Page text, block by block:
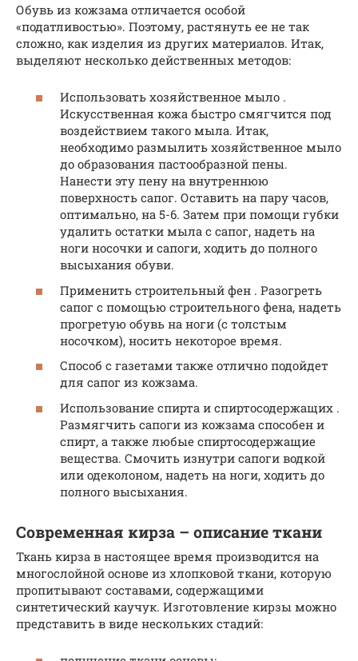
Обувь из кожзама отличается особой
«податливостью». Поэтому, растянуть ее не так
сложно, как изделия из других материалов. Итак,
выделяют несколько действенных методов:
Использовать хозяйственное мыло .
Искусственная кожа быстро смягчится под
воздействием такого мыла. Итак,
необходимо размылить хозяйственное мыло
до образования пастообразной пены.
Нанести эту пену на внутреннюю
поверхность сапог. Оставить на пару часов,
оптимально, на 5-6. Затем при помощи губки
удалить остатки мыла с сапог, надеть на
ноги носочки и сапоги, ходить до полного
высыхания обуви.
Применить строительный фен . Разогреть
сапог с помощью строительного фена, надеть
прогретую обувь на ноги (с толстым
носочком), носить некоторое время.
Способ с газетами также отлично подойдет
для сапог из кожзама.
Использование спирта и спиртосодержащих .
Размягчить сапоги из кожзама способен и
спирт, а также любые спиртосодержащие
вещества. Смочить изнутри сапоги водкой
или одеколоном, надеть на ноги, ходить до
полного высыхания.
Современная кирза – описание ткани
Ткань кирза в настоящее время производится на
многослойной основе из хлопковой ткани, которую
пропитывают составами, содержащими
синтетический каучук. Изготовление кирзы можно
представить в виде нескольких стадий: